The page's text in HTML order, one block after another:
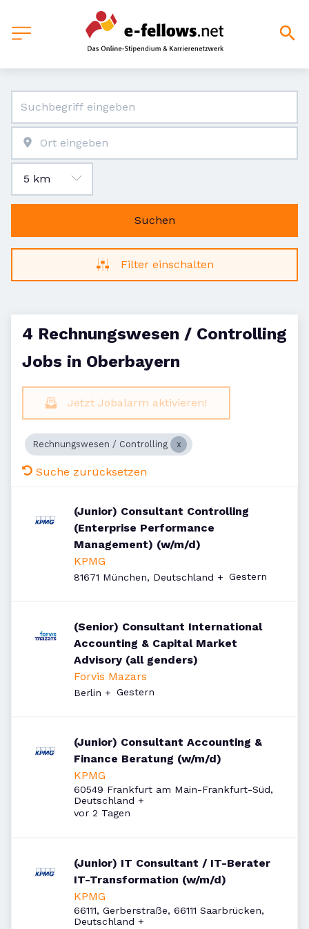
Suchen
Filter einschalten
4 Rechnungswesen / Controlling
Jobs in Oberbayern
Jetzt Jobalarm aktivieren!
Rechnungswesen / Controlling
Suche zurücksetzen
(Junior) Consultant Controlling
(Enterprise Performance
Management) (w/m/d)
KPMG
81671 München, Deutschland + Veröffentlicht
Gestern
(Senior) Consultant International
Accounting & Capital Market
Advisory (all genders)
Forvis Mazars
Berlin + Veröffentlicht
Gestern
(Junior) Consultant Accounting &
Finance Beratung (w/m/d)
KPMG
60549 Frankfurt am Main-Frankfurt-Süd,
Deutschland +
Veröffentlicht
vor 2 Tagen
(Junior) IT Consultant / IT-Berater
IT-Transformation (w/m/d)
KPMG
66111, Gerberstraße, 66111 Saarbrücken,
Deutschland +